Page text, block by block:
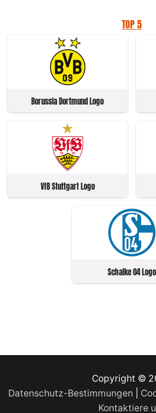
TOP 5
Borussia Dortmund Logo
VfB Stuttgart Logo
Schalke 04 Logo
Copyright ©
Datenschutz-Bestimmungen
Kontaktiere